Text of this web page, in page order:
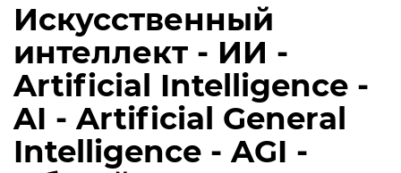
Искусственный
интеллект - ИИ -
Artificial Intelligence -
AI - Artificial General
Intelligence - AGI -